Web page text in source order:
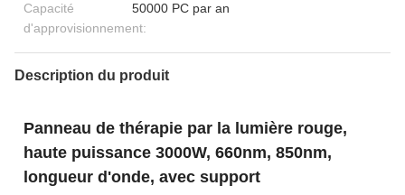
Capacité
d'approvisionnement:
50000 PC par an
Description du produit
Panneau de thérapie par la lumière rouge,
haute puissance 3000W, 660nm, 850nm,
longueur d'onde, avec support